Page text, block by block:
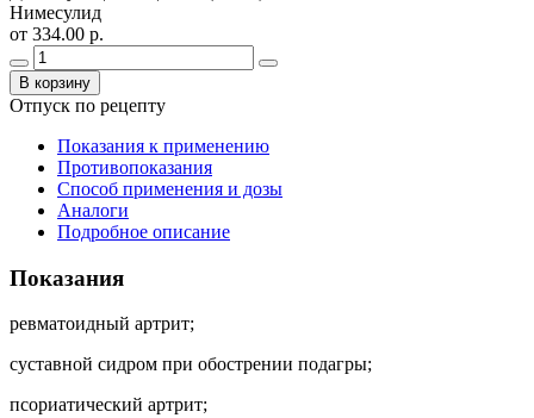
Нимесулид
от 334.00 р.
В корзину
Отпуск по рецепту
Показания к применению
Противопоказания
Способ применения и дозы
Аналоги
Подробное описание
Показания
ревматоидный артрит;
суставной сидром при обострении подагры;
псориатический артрит;